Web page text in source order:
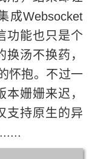
成Websocket
功能也只是个
汤不换药，
怀抱。不过一
姗姗来迟，
支持原生的异